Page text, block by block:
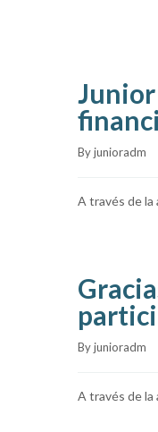
By junioradm
A través de la
By junioradm
A través de la